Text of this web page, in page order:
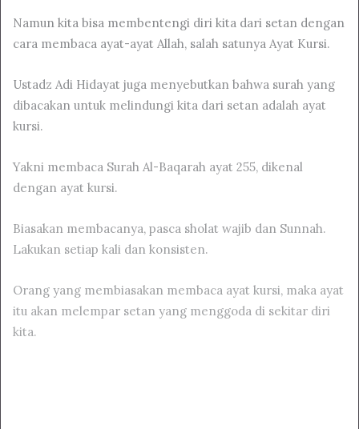
Namun kita bisa membentengi diri kita dari setan dengan
cara membaca ayat-ayat Allah, salah satunya Ayat Kursi.
Ustadz Adi Hidayat juga menyebutkan bahwa surah yang
dibacakan untuk melindungi kita dari setan adalah ayat
kursi.
Yakni membaca Surah Al-Baqarah ayat 255, dikenal
dengan ayat kursi.
Biasakan membacanya, pasca sholat wajib dan Sunnah.
Lakukan setiap kali dan konsisten.
Orang yang membiasakan membaca ayat kursi, maka ayat
itu akan melempar setan yang menggoda di sekitar diri
kita.